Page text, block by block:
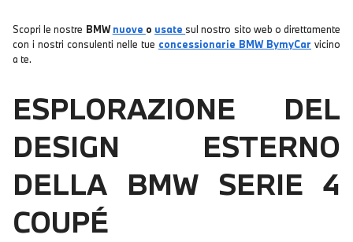
Scopri le nostre BMWnuove o usate sul nostro sito web o direttamente
con i nostri consulenti nelle tue concessionarie BMW BymyCar vicino
a te.
ESPLORAZIONE DEL
DESIGN ESTERNO
DELLA BMW SERIE 4
COUPÉ